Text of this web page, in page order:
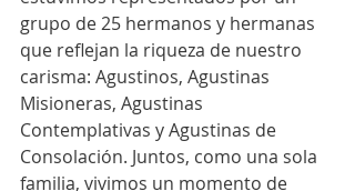
grupo de 25 hermanos y hermanas
que reflejan la riqueza de nuestro
carisma: Agustinos, Agustinas
Misioneras, Agustinas
Contemplativas y Agustinas de
Consolación. Juntos, como una sola
familia, vivimos un momento de